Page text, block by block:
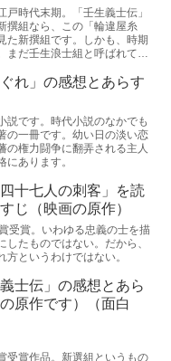
戸時代末期。「壬生義士伝」
撰組なら、この「輪違屋糸
た新撰組です。しかも、時期
まだ壬生浪士組と呼ばれてい
れ」の感想とあらす
説です。時代小説のなかでも
の一冊です。幼い日の淡い恋
の権力闘争に翻弄される主人
にあります。
十七人の刺客」を読
じ（映画の原作）
受賞。いわゆる忠義の士を描
したものではない。だから、
方というわけではない。
士伝」の感想とあら
原作です）（面白
受賞作品。新選組というもの